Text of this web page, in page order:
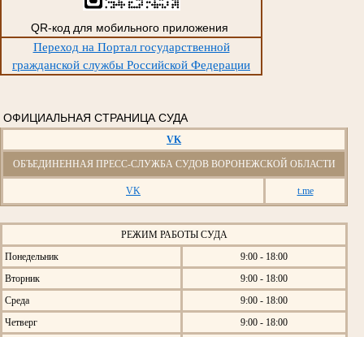
QR-код для мобильного приложения
Переход на Портал государственной
гражданской службы Российской Федерации
ОФИЦИАЛЬНАЯ СТРАНИЦА СУДА
VK
ОБЪЕДИНЕННАЯ ПРЕСС-СЛУЖБА СУДОВ ВОРОНЕЖСКОЙ ОБЛАСТИ
VK t.me
РЕЖИМ РАБОТЫ СУДА
Понедельник
9:00 - 18:00
Вторник
9:00 - 18:00
Среда
9:00 - 18:00
Четверг
9:00 - 18:00